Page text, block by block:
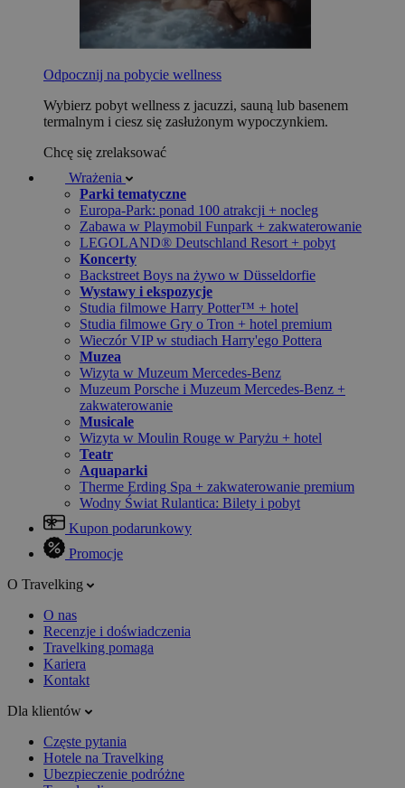
Odpocznij na pobycie wellness
Wybierz pobyt wellness z jacuzzi, sauną lub basenem
termalnym i ciesz się zasłużonym wypoczynkiem.
Chcę się zrelaksować
Wrażenia
Parki tematyczne
Europa-Park: ponad 100 atrakcji + nocleg
Zabawa w Playmobil Funpark + zakwaterowanie
LEGOLAND® Deutschland Resort + pobyt
Koncerty
Backstreet Boys na żywo w Düsseldorfie
Wystawy i ekspozycje
Studia filmowe Harry Potter™ + hotel
Studia filmowe Gry o Tron + hotel premium
Wieczór VIP w studiach Harry'ego Pottera
Muzea
Wizyta w Muzeum Mercedes-Benz
Muzeum Porsche i Muzeum Mercedes-Benz +
zakwaterowanie
Musicale
Wizyta w Moulin Rouge w Paryżu + hotel
Teatr
Aquaparki
Therme Erding Spa + zakwaterowanie premium
Wodny Świat Rulantica: Bilety i pobyt
Kupon podarunkowy
Promocje
O Travelking
O nas
Recenzje i doświadczenia
Travelking pomaga
Kariera
Kontakt
Dla klientów
Częste pytania
Hotele na Travelking
Ubezpieczenie podróżne